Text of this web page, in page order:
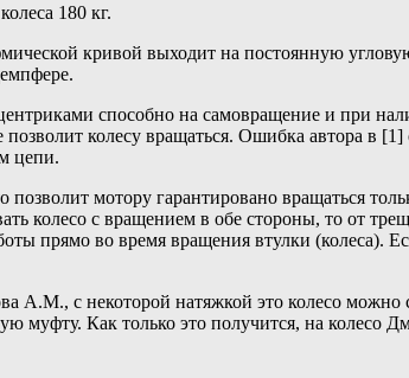
180 кг.
кривой выходит на постоянную
способно на самовращение и при
колесу вращаться. Ошибка автора в
цепи.
мотору гарантировано вращаться
колесо с вращением в обе стороны, то от
прямо во время вращения втулки (колеса).
А.М., с некоторой натяжкой это колесо можно
муфту. Как только это получится, на колесо